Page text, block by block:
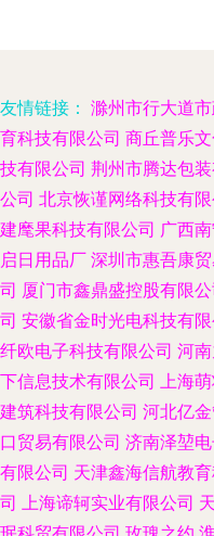
友情链接： 滁州市行大道
育科技有限公司 商丘普乐
技有限公司 荆州市腾达包
公司 北京恢谨网络科技有限
建麾果科技有限公司 广西
启日用品厂 深圳市惠吾康
司 厦门市鑫鼎盛控股有限公
司 安徽省金时光电科技有限
纤欧电子科技有限公司 河
下信息技术有限公司
上海
建筑科技有限公司 河北亿
口贸易有限公司 济南泽堃
有限公司 天津鑫海信航教
司
上海谛轲实业有限公司